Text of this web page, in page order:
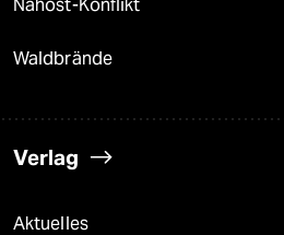
Nahost-Konflikt
Waldbrände
Verlag
Aktuelles